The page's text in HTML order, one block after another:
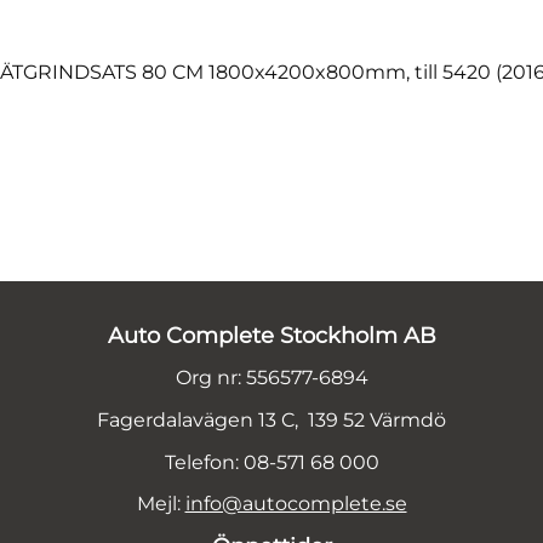
80 CM 1800x4200x800mm, till 5420
Auto Complete Stockholm AB
Org nr: 556577-6894
Fagerdalavägen 13 C, 139 52 Värmdö
Telefon: 08-571 68 000
Mejl: info@autocomplete.se